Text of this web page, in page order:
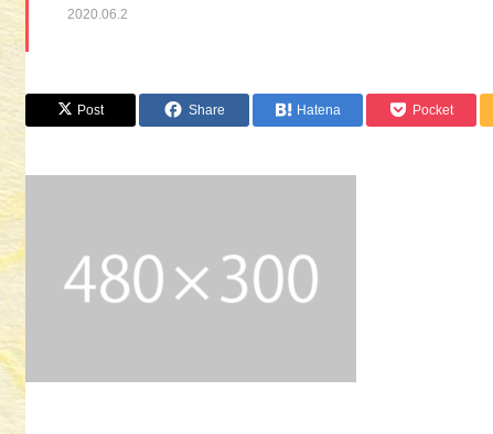
2020.06.2
Post Share Hatena Pocket